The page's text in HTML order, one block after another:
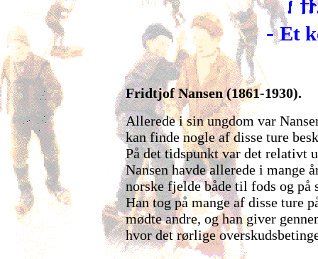
-Et
Fridtjof Nansen (1861-1930).
Allerede i sin ungdom var
kan finde nogle af disse ture
På det tidspunkt var det relativt
Nansen havde allerede i mange
norske fjelde både til fods og på
Han tog på mange af disse ture
mødte andre, og han giver
hvor det rørlige